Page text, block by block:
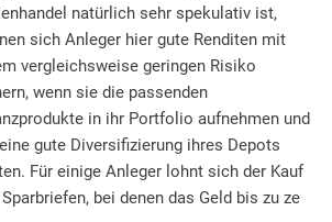
natürlich sehr spekulativ ist,
sich Anleger hier gute Renditen mit
vergleichsweise geringen Risiko
wenn sie die passenden
in ihr Portfolio aufnehmen und
gute Diversifizierung ihres Depots
Für einige Anleger lohnt sich der Kauf
bei denen das Geld bis zu ze